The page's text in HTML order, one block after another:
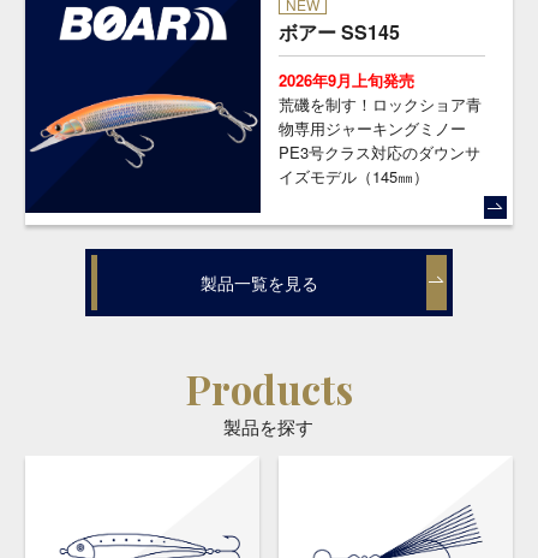
ボアー SS145
2026年9月上旬発売
荒磯を制す！ロックショア青
物専用ジャーキングミノー
PE3号クラス対応のダウンサ
イズモデル（145㎜）
製品一覧を見る
Products
製品を探す